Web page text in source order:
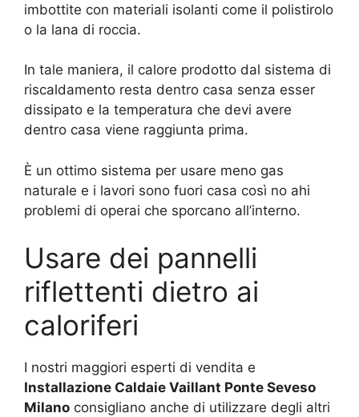
imbottite con materiali isolanti come il polistirolo
o la lana di roccia.
In tale maniera, il calore prodotto dal sistema di
riscaldamento resta dentro casa senza esser
dissipato e la temperatura che devi avere
dentro casa viene raggiunta prima.
È un ottimo sistema per usare meno gas
naturale e i lavori sono fuori casa così no ahi
problemi di operai che sporcano all’interno.
Usare dei pannelli
riflettenti dietro ai
caloriferi
I nostri maggiori esperti di vendita e
Installazione Caldaie Vaillant Ponte Seveso
Milano consigliano anche di utilizzare degli altri